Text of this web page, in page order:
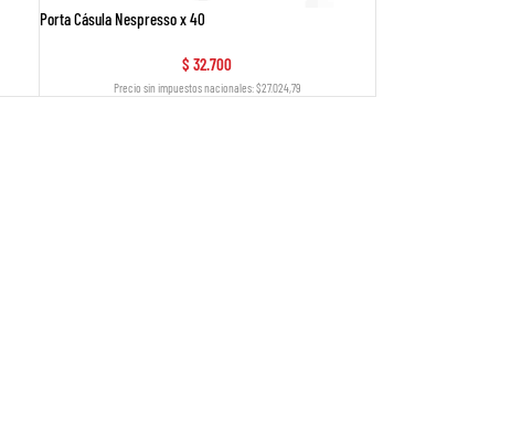
Porta Cásula Nespresso x 40
$ 32.700
Precio sin impuestos nacionales: $27.024,79